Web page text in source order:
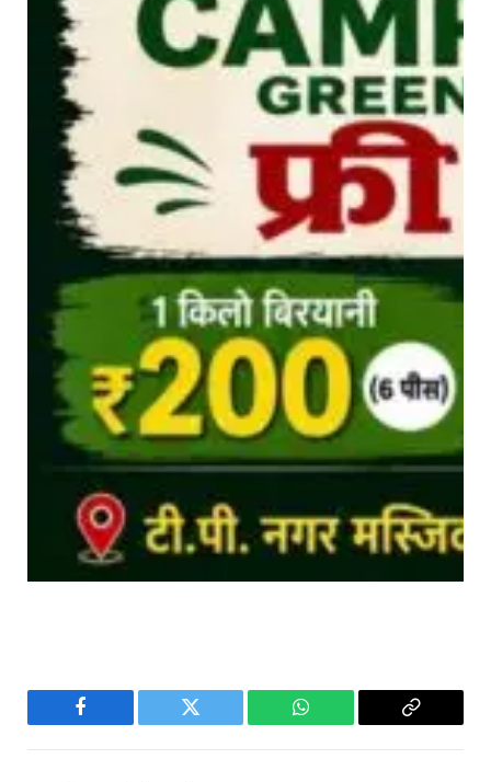
Facebook Twitter WhatsApp
Copy